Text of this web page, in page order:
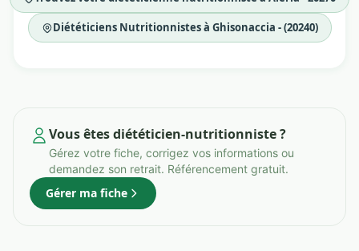
Diététiciens Nutritionnistes à Ghisonaccia - (20240)
Vous êtes diététicien-nutritionniste ?
Gérez votre fiche, corrigez vos informations ou
demandez son retrait. Référencement gratuit.
Gérer ma fiche